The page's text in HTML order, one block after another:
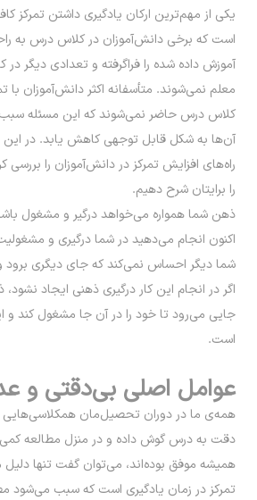
یکی از مهم‌ترین ارکان یادگیری داشتن تمرکز
است که برخی دانش‌آموزان در کلاس درس به
آموزش داده شده را فراگرفته و تعدادی دیگر
معلم نمی‌شوند. متأسفانه اکثر دانش‌آموزان
کلاس درس حاضر نمی‌شوند که این مسئله سبب
آن‌ها به شکل قابل توجهی کاهش یابد. در
راه‌های افزایش تمرکز در دانش‌آموزان را بررسی
را برایتان شرح دهیم.
ذهن شما همواره می‌خواهد درگیر و مشغول
اکنون انجام می‌دهید در شما درگیری و
شما دیگر احساس نمی‌کند که جای دیگری برود و
اگر در انجام این کار درگیری ذهنی ایجاد
جایی می‌رود تا خود را در آن جا مشغول کند
است.
عوامل اصلی بی‌دقتی و
همه‌ی ما در دوران تحصیل‌مان همکلاسی‌هایی
دقت به درس گوش داده و در منزل مطالعه کمی
همیشه موفق بوده‌اند، می‌توان گفت تنها
تمرکز در زمان یادگیری است که سبب می‌شود